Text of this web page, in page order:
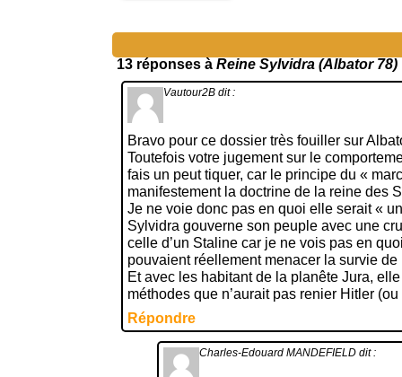
13 réponses à Reine Sylvidra (Albator 78)
Vautour2B dit :
Bravo pour ce dossier très fouiller sur
Toutefois votre jugement sur le
fais un peut tiquer, car le principe du «
manifestement la doctrine de la reine des
Je ne voie donc pas en quoi elle serait «
Sylvidra gouverne son peuple avec une
celle d’un Staline car je ne vois pas en
pouvaient réellement menacer la survie de
Et avec les habitant de la planête Jura,
méthodes que n’aurait pas renier Hitler
Répondre
Charles-Edouard MANDEFIELD dit :